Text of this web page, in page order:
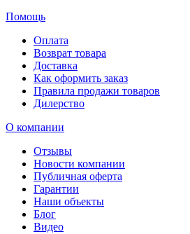
Помощь
Оплата
Возврат товара
Доставка
Как оформить заказ
Правила продажи товаров
Дилерство
О компании
Отзывы
Новости компании
Публичная оферта
Гарантии
Наши объекты
Блог
Видео